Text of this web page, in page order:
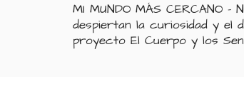
MI MUNDO MÁS
despiertan la curiosidad y el
proyecto El Cuerpo y los